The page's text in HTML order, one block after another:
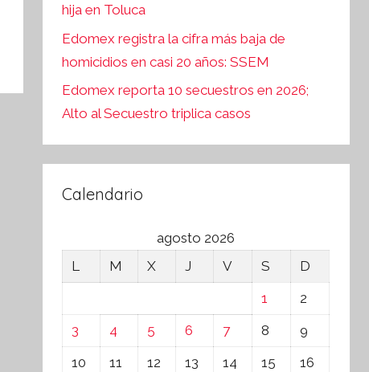
hija en Toluca
Edomex registra la cifra más baja de
homicidios en casi 20 años: SSEM
Edomex reporta 10 secuestros en 2026;
Alto al Secuestro triplica casos
Calendario
agosto 2026
L
M X J V S
D
1
2
3
4 5 6 7 8
9
10
11 12 13 14 15
16